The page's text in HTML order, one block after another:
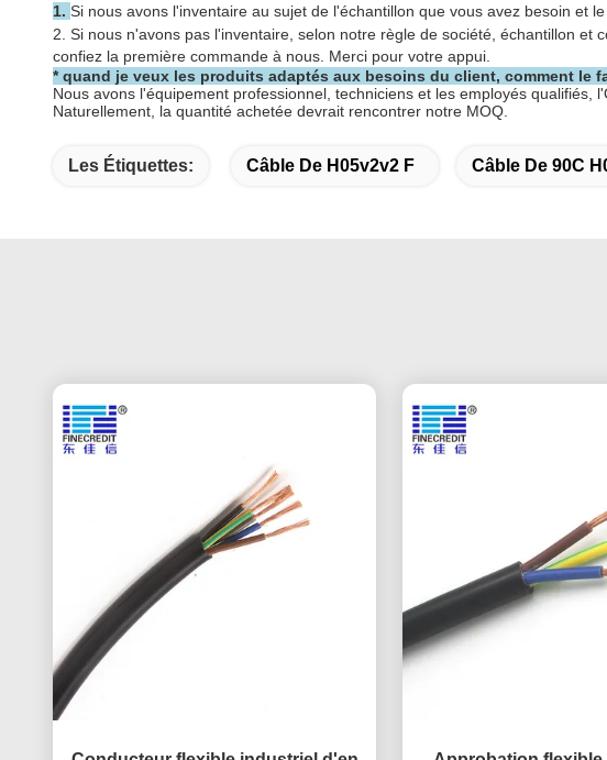
1. Si nous avons l'inventaire au sujet de l'échantillon que vous avez besoin et
2. Si nous n'avons pas l'inventaire, selon notre règle de société, échantillon
confiez la première commande à nous. Merci pour votre appui.
* quand je veux les produits adaptés aux besoins du client, comment le
Nous avons l'équipement professionnel, techniciens et les employés qualifiés,
Naturellement, la quantité achetée devrait rencontrer notre MOQ.
Les Étiquettes: Câble De H05v2v2 F Câble De 90C